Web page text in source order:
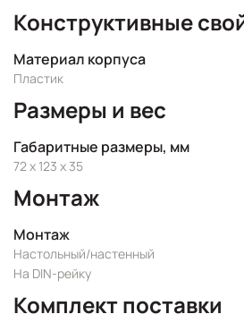
Конструктивные
Материал корпуса
Пластик
Размеры и вес
Габаритные размеры, мм
72 x 123 x 35
Монтаж
Монтаж
Настольный/настенный
На DIN-рейку
Комплект поставки